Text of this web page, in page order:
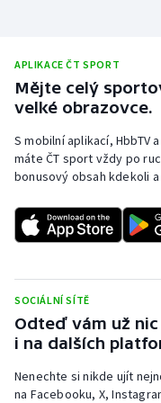
Short track
Sportovní střelba
Triatlon
Veslování
Vodní slalom
APLIKACE ČT SPORT
Mějte celý
velké obrazovce.
S mobilní aplikací, HbbTV
máte ČT sport vždy po
bonusový obsah kdekoli
SOCIÁLNÍ SÍTĚ
Odteď vám už
i na dalších
Nenechte si nikde ujít
na Facebooku, X,